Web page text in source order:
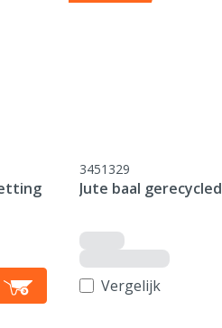
3451329
Jute baal
Vergelijk